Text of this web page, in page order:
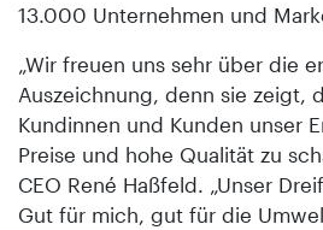
13.000 Unternehmen und
„Wir freuen uns sehr über die
Auszeichnung, denn sie zeigt,
Kundinnen und Kunden unser
Preise und hohe Qualität zu
CEO René Haßfeld. „Unser
Gut für mich, gut für die